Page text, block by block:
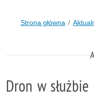
Strona główna
Dron w